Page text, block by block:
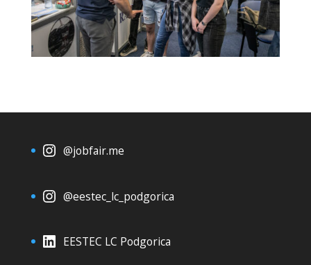
@jobfair.me
@eestec_lc_podgorica
EESTEC LC Podgorica